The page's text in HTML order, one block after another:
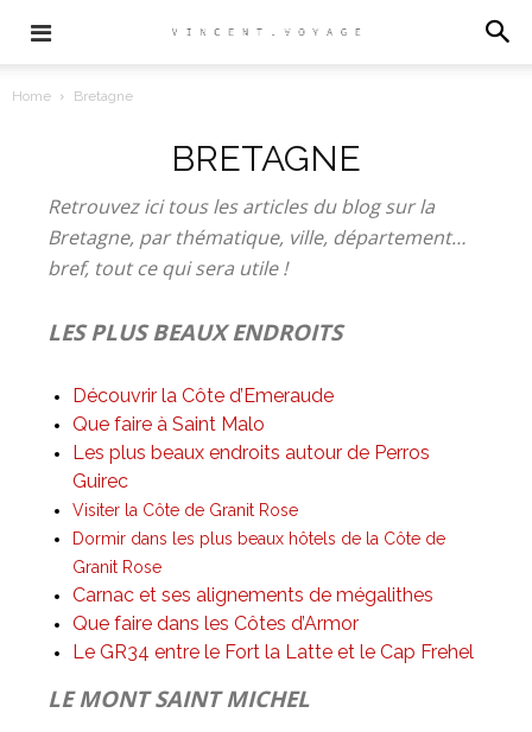
Home Bretagne
BRETAGNE
Retrouvez ici tous les articles du blog sur la
Bretagne, par thématique, ville, département…
bref, tout ce qui sera utile !
LES PLUS BEAUX ENDROITS
Découvrir la Côte d’Emeraude
Que faire à Saint Malo
Les plus beaux endroits autour de Perros
Guirec
Visiter la Côte de Granit Rose
Dormir dans les plus beaux hôtels de la Côte de
Granit Rose
Carnac et ses alignements de mégalithes
Que faire dans les Côtes d’Armor
Le GR34 entre le Fort la Latte et le Cap Frehel
LE MONT SAINT MICHEL